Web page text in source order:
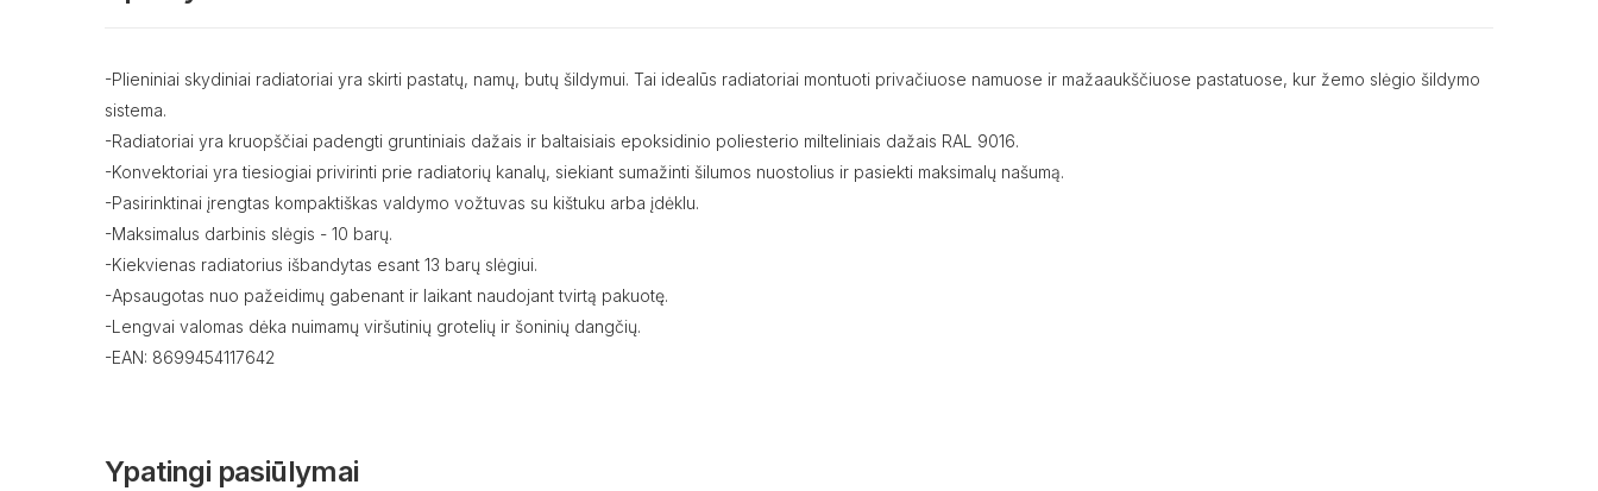
-Plieniniai skydiniai radiatoriai yra skirti pastatų, namų, butų šildymui. Tai idealūs radiatoriai montuoti privačiuose namuose ir mažaaukščiuose pastatuose, kur žemo slėgio šildymo
sistema.
-Radiatoriai yra kruopščiai padengti gruntiniais dažais ir baltaisiais epoksidinio poliesterio milteliniais dažais RAL 9016.
-Konvektoriai yra tiesiogiai privirinti prie radiatorių kanalų, siekiant sumažinti šilumos nuostolius ir pasiekti maksimalų našumą.
-Pasirinktinai įrengtas kompaktiškas valdymo vožtuvas su kištuku arba įdėklu.
-Maksimalus darbinis slėgis - 10 barų.
-Kiekvienas radiatorius išbandytas esant 13 barų slėgiui.
-Apsaugotas nuo pažeidimų gabenant ir laikant naudojant tvirtą pakuotę.
-Lengvai valomas dėka nuimamų viršutinių grotelių ir šoninių dangčių.
-EAN: 8699454117642
Ypatingi pasiūlymai